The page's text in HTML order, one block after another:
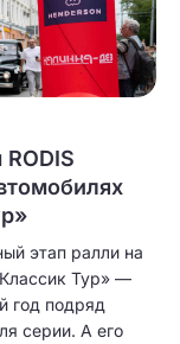
этап ралли на
Тур» —
год подряд
серии. А его